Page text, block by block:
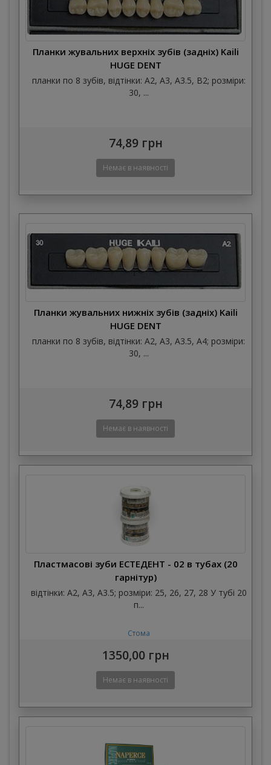
Планки жувальних верхніх зубів (задніх) Kaili
HUGE DENT
планки по 8 зубів, відтінки: A2, A3, A3.5, B2; розміри:
30, ...
74,89 грн
Планки жувальних нижніх зубів (задніх) Kaili
HUGE DENT
планки по 8 зубів, відтінки: A2, A3, A3.5, A4; розміри:
30, ...
74,89 грн
Пластмасові зуби ЕСТЕДЕНТ - 02 в тубах (20
гарнітур)
відтінки: А2, А3, А3.5; розміри: 25, 26, 27, 28 У тубі 20
п...
Стома
1350,00 грн